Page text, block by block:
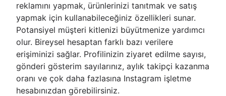
reklamını yapmak, ürünlerinizi tanıtmak ve satış
yapmak için kullanabileceğiniz özellikleri sunar.
Potansiyel müşteri kitlenizi büyütmenize yardımcı
olur. Bireysel hesaptan farklı bazı verilere
erişiminizi sağlar. Profilinizin ziyaret edilme sayısı,
gönderi gösterim sayılarınız, aylık takipçi kazanma
oranı ve çok daha fazlasına Instagram işletme
hesabınızdan görebilirsiniz.